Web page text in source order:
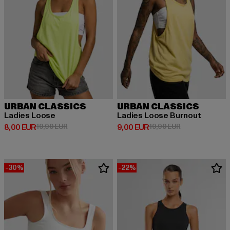
URBAN CLASSICS
Ladies Loose
8,00 EUR
Derzeitiger Preis: 8,00 EUR
19,99 EURAktionspreis: 19,99 EUR
URBAN CLASSICS
Ladies Loose Burnout
9,00 EUR
Derzeitiger Preis: 9,00 EUR
19,99 EURAktionspreis:
-30% -22%